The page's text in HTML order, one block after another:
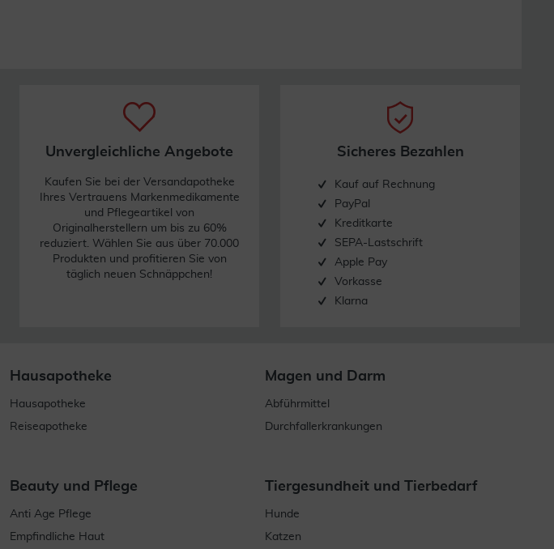
Unvergleichliche Angebote
Kaufen Sie bei der Versandapotheke
Ihres Vertrauens Markenmedikamente
und Pflegeartikel von
Originalherstellern um bis zu 60%
reduziert. Wählen Sie aus über 70.000
Produkten und profitieren Sie von
täglich neuen Schnäppchen!
Sicheres Bezahlen
Kauf auf Rechnung
PayPal
Kreditkarte
SEPA-Lastschrift
Apple Pay
Vorkasse
Klarna
Hausapotheke
Hausapotheke
Reiseapotheke
Magen und Darm
Abführmittel
Durchfallerkrankungen
Beauty und Pflege
Anti Age Pflege
Empfindliche Haut
Tiergesundheit und Tierbedarf
Hunde
Katzen